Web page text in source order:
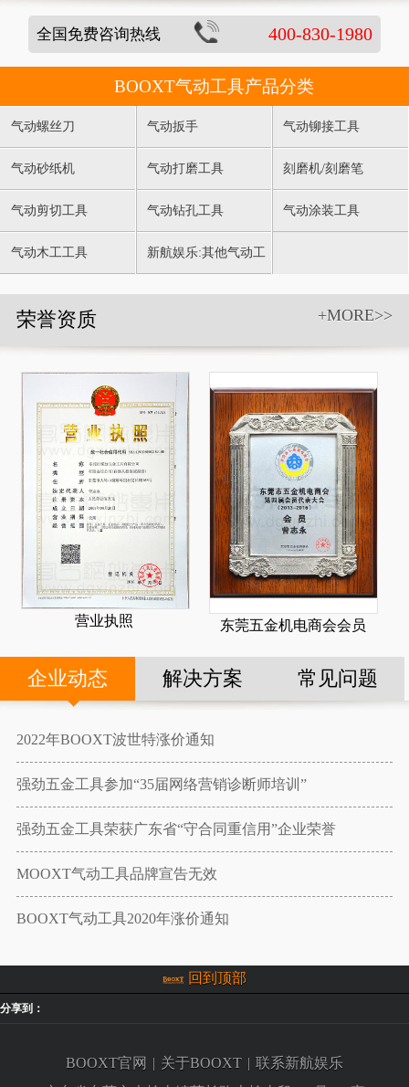
全国免费咨询热线 400-830-1980
BOOXT气动工具产品分类
气动螺丝刀 气动扳手 气动铆接工具
气动砂纸机 气动打磨工具 刻磨机/刻磨笔
气动剪切工具 气动钻孔工具 气动涂装工具
气动木工工具 新航娱乐:其他气动工
具和附件
+MORE>>
荣誉资质
营业执照 东莞五金机电商会会员
企业动态 解决方案 常见问题
2022年BOOXT波世特涨价通知
强劲五金工具参加“35届网络营销诊断师培训”
强劲五金工具荣获广东省“守合同重信用”企业荣誉
MOOXT气动工具品牌宣告无效
BOOXT气动工具2020年涨价通知
回到顶部
分享到：
BOOXT官网 | 关于BOOXT | 联系新航娱乐